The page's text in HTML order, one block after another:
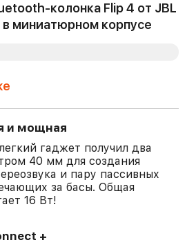
колонка Flip 4 от JBL
миниатюрном корпусе
и мощная
гаджет получил два
40 мм для создания
и пару пассивных
за басы. Общая
16 Вт!
+